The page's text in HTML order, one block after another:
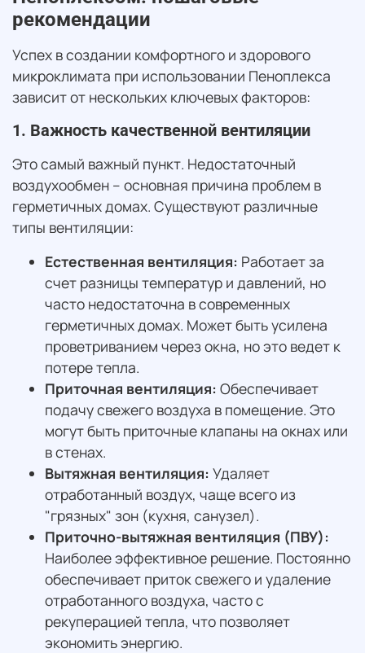
рекомендации
Успех в создании комфортного и здорового
микроклимата при использовании Пеноплекса
зависит от нескольких ключевых факторов:
1. Важность качественной вентиляции
Это самый важный пункт. Недостаточный
воздухообмен – основная причина проблем в
герметичных домах. Существуют различные
типы вентиляции:
Естественная вентиляция: Работает за
счет разницы температур и давлений, но
часто недостаточна в современных
герметичных домах. Может быть усилена
проветриванием через окна, но это ведет к
потере тепла.
Приточная вентиляция: Обеспечивает
подачу свежего воздуха в помещение. Это
могут быть приточные клапаны на окнах или
в стенах.
Вытяжная вентиляция: Удаляет
отработанный воздух, чаще всего из
"грязных" зон (кухня, санузел).
Приточно-вытяжная вентиляция (ПВУ):
Наиболее эффективное решение. Постоянно
обеспечивает приток свежего и удаление
отработанного воздуха, часто с
рекуперацией тепла, что позволяет
экономить энергию.